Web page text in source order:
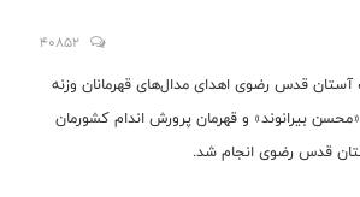
40852
قدس رضوی اهدای مدال‌های قهرمانان وزنه
بیرانوند» و قهرمان پرورش اندام کشورمان
قدس رضوی انجام شد.